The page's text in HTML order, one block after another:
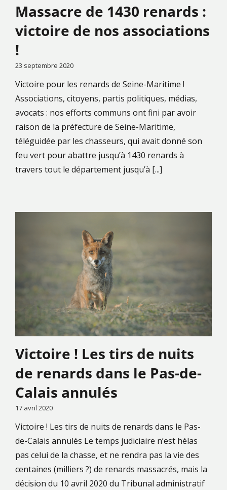
Massacre de 1430 renards :
victoire de nos associations
!
23 septembre 2020
Victoire pour les renards de Seine-Maritime !
Associations, citoyens, partis politiques, médias,
avocats : nos efforts communs ont fini par avoir
raison de la préfecture de Seine-Maritime,
téléguidée par les chasseurs, qui avait donné son
feu vert pour abattre jusqu’à 1430 renards à
travers tout le département jusqu’à [...]
Victoire ! Les tirs de nuits
de renards dans le Pas-de-
Calais annulés
17 avril 2020
Victoire ! Les tirs de nuits de renards dans le Pas-
de-Calais annulés Le temps judiciaire n’est hélas
pas celui de la chasse, et ne rendra pas la vie des
centaines (milliers ?) de renards massacrés, mais la
décision du 10 avril 2020 du Tribunal administratif